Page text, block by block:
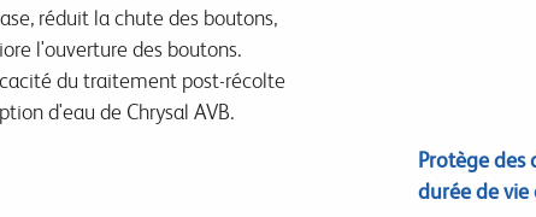
réduit la chute des boutons,
l'ouverture des boutons.
du traitement post-récolte
d'eau de Chrysal AVB.
Protège des
durée de vie